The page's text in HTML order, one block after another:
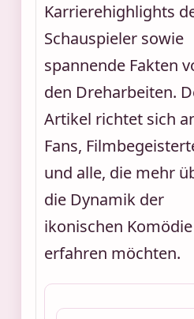
Karrierehighlights
Schauspieler sowie
spannende Fakten
den Dreharbeiten.
Artikel richtet sich
Fans,
und alle, die mehr
die Dynamik der
ikonischen Komödie
erfahren möchten.